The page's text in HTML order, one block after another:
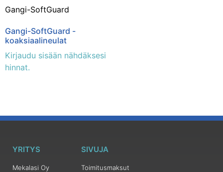
Gangi-SoftGuard
Gangi-SoftGuard -
koaksiaalineulat
Kirjaudu sisään nähdäksesi
hinnat.
YRITYS
Mekalasi Oy
SIVUJA
Toimitusmaksut